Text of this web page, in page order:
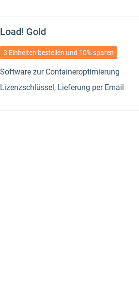
Load! Gold
3 Einheiten bestellen und 10% sparen
Software zur Containeroptimierung
Lizenzschlüssel, Lieferung per Email